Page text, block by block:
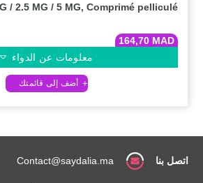
/ 2.5 MG / 5 MG, Comprimé pelliculé
164,70 MAD
معلومات عن الدواء
اتصل بنا Contact@saydalia.ma